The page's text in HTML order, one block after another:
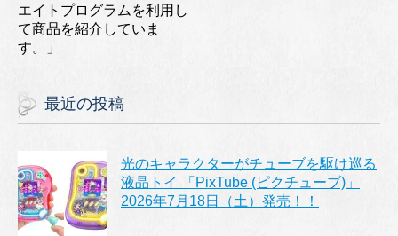
エイトプログラムを利用し
て商品を紹介していま
す。」
最近の投稿
光のキャラクターがチューブを駆け巡る
液晶トイ 「PixTube (ピクチューブ)」
2026年7月18日（土）発売！！